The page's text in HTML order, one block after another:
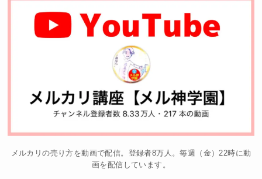
メルカリの売り方を動画で配信。登録者8万人。毎週（金）22時に動
画を配信しています。